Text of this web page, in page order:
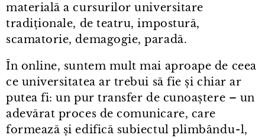
materială a cursurilor universitare
tradiționale, de teatru, impostură,
scamatorie, demagogie, paradă.
În online, suntem mult mai aproape de ceea
ce universitatea ar trebui să fie și chiar ar
putea fi: un pur transfer de cunoaștere – un
adevărat proces de comunicare, care
formează și edifică subiectul plimbându⁠-⁠l,